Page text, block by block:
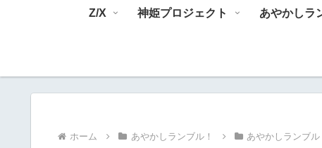
Z/X 神姫プロジェクト あやかしラ
ホーム あやかしランブル！ あやかしランブ